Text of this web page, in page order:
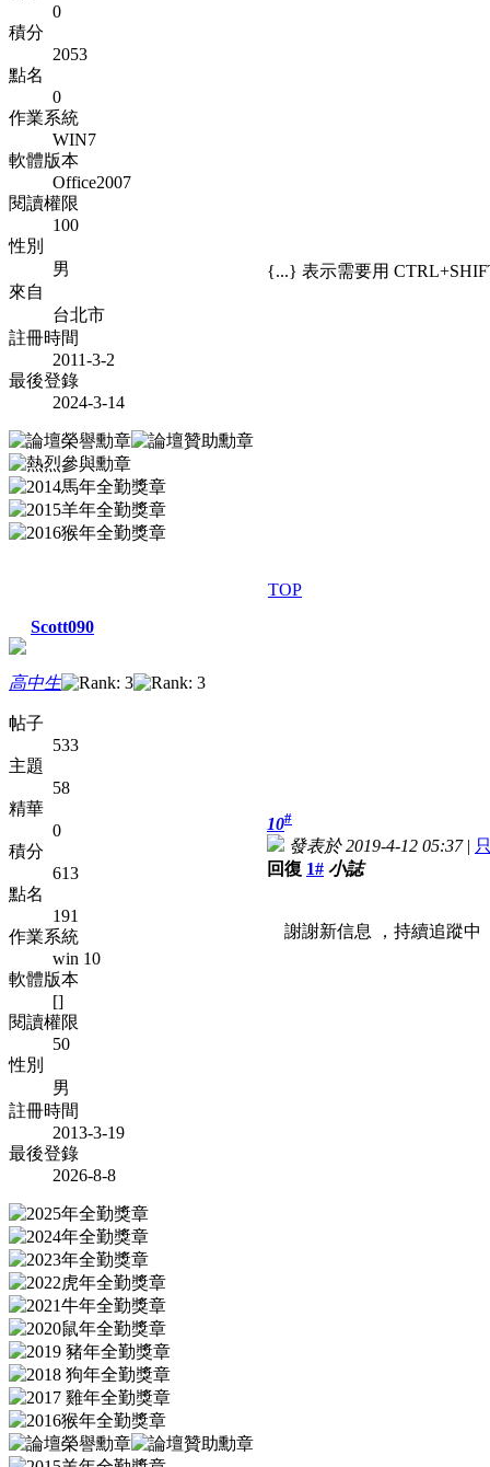
0
積分
2053
點名
0
作業系統
WIN7
軟體版本
Office2007
閱讀權限
100
性別
男
來自
台北市
註冊時間
2011-3-2
最後登錄
2024-3-14
{...} 表示需要用
TOP
Scott090
高中生
帖子
533
主題
58
精華
0
積分
613
點名
191
作業系統
win 10
軟體版本
[]
閱讀權限
50
性別
男
註冊時間
2013-3-19
最後登錄
2026-8-8
10#
發表於 2019-4-12 05:37|
回復 1# 小誌
謝謝新信息 ，持續追蹤中